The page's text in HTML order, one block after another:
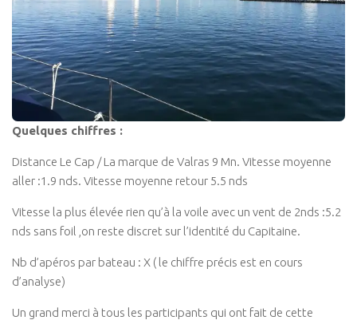
Quelques chiffres :
Distance Le Cap / La marque de Valras 9 Mn. Vitesse moyenne
aller :1.9 nds. Vitesse moyenne retour 5.5 nds
Vitesse la plus élevée rien qu’à la voile avec un vent de 2nds :5.2
nds sans foil ,on reste discret sur l’identité du Capitaine.
Nb d’apéros par bateau : X ( le chiffre précis est en cours
d’analyse)
Un grand merci à tous les participants qui ont fait de cette